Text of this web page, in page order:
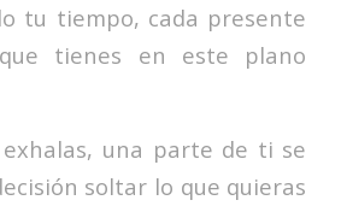
tu tiempo, cada presente
tienes en este plano
exhalas, una parte de ti se
soltar lo que quieras